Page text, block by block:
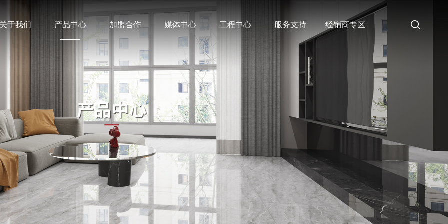
关于我们 产品中心 加盟合作 媒体中心 工程中心 服务支持 经销商专区